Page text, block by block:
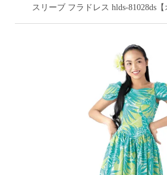
スリーブ フラドレス hlds-81028ds【